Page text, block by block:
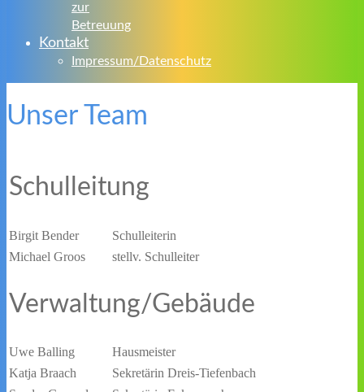
zur
Betreuung
Kontakt
Impressum/Datenschutz
Unser Team
Schulleitung
Birgit Bender
Schulleiterin
Michael Groos
stellv. Schulleiter
Verwaltung/Gebäude
Uwe Balling
Hausmeister
Katja Braach
Sekretärin Dreis-Tiefenbach